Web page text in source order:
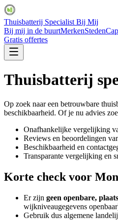
Thuisbatterij Specialist Bij Mij
Bij mij in de buurtMerkenSteden
Gratis offertes
Thuisbatterij
Op zoek naar een betrouwbare
beschikbaarheid. Of je nu advies
Onafhankelijke vergelijking
Reviews en beoordelingen
Beschikbaarheid en
Transparante vergelijking en
Korte check voor
Er zijn geen openbare,
wijkniveaugegevens
Gebruik dus algemene